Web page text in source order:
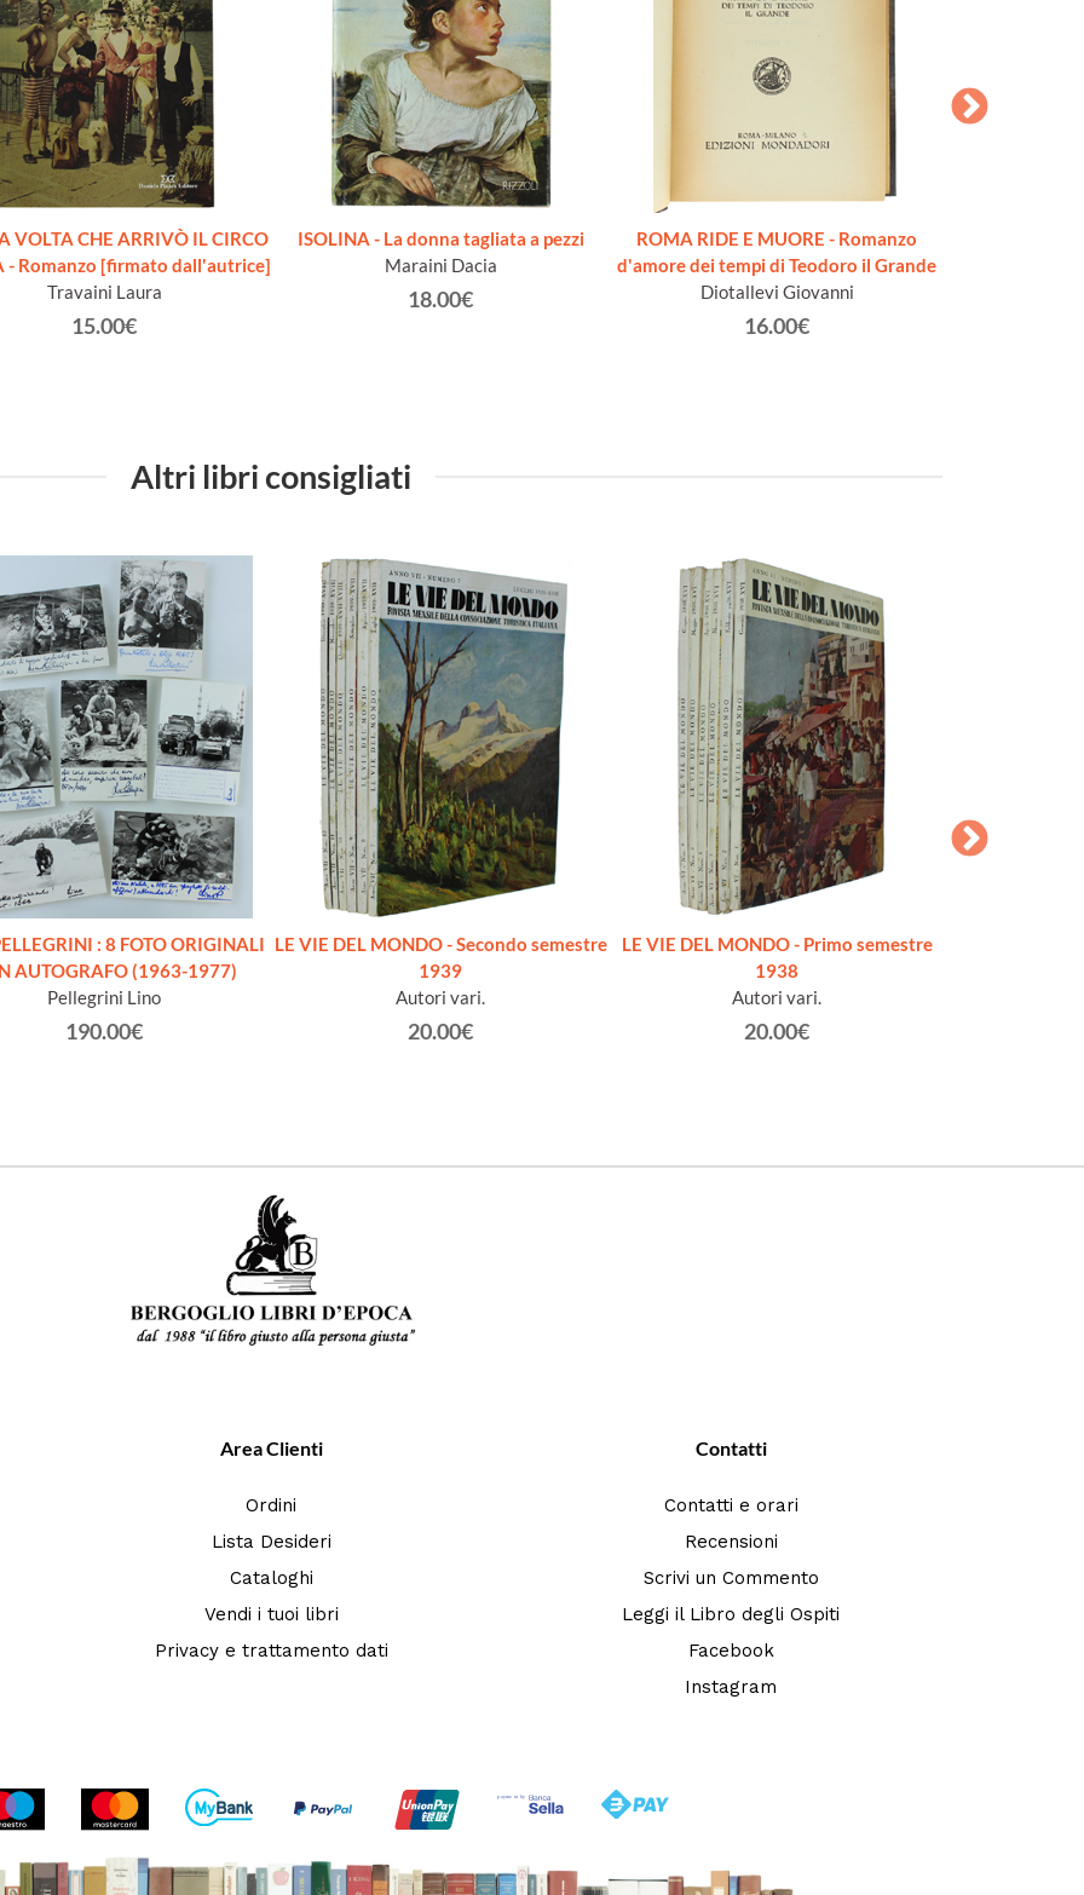
VOLTA CHE ARRIVÒ IL CIRCO
- Romanzo [firmato dall'autrice]
Travaini Laura
15.00€
ISOLINA - La donna tagliata a pezzi
Maraini Dacia
18.00€
ROMA RIDE E MUORE - Romanzo
d'amore dei tempi di Teodoro il Grande
Diotallevi Giovanni
16.00€
Altri libri consigliati
: 8 FOTO ORIGINALI
AUTOGRAFO (1963-1977)
Pellegrini Lino
190.00€
LE VIE DEL MONDO - Secondo semestre
1939
Autori vari.
20.00€
LE VIE DEL MONDO - Primo semestre
1938
Autori vari.
20.00€
Area Clienti
Ordini
Lista Desideri
Cataloghi
Vendi i tuoi libri
Privacy e trattamento dati
Contatti
Contatti e orari
Recensioni
Scrivi un Commento
Leggi il Libro degli Ospiti
Facebook
Instagram